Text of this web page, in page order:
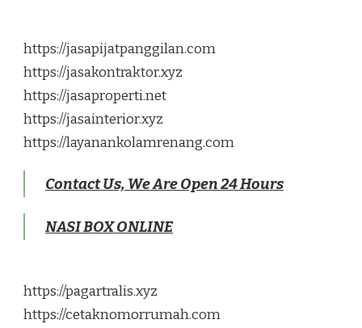
https://jasapijatpanggilan.com
https://jasakontraktor.xyz
https://jasaproperti.net
https://jasainterior.xyz
https://layanankolamrenang.com
Contact Us, We Are Open 24 Hours
NASI BOX ONLINE
https://pagartralis.xyz
https://cetaknomorrumah.com